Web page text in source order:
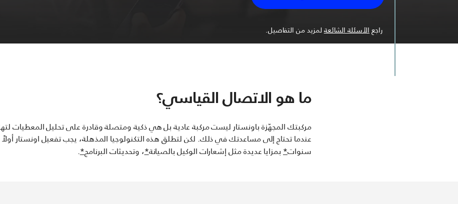
راجع الأسئلة الشائعة لمزيد من التفاصيل.
ما هو الاتصال القياسي؟
مركبتك المجهّزة باونستار ليست مركبة عادية بل هي ذكية ومتصلة وقادرة على تحليل المعطيات
سنوات* بمزايا عديدة مثل إشعارات الوكيل بالصيانة*، وتحديثات البرنامج*
.